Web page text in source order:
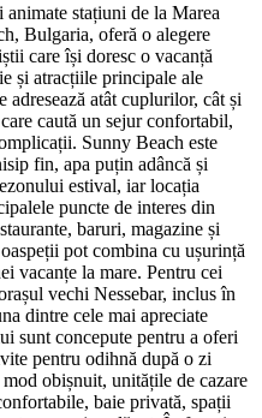
stațiuni de la Marea
Bulgaria, oferă o alegere
care își doresc o vacanță
și atracțiile principale ale
atât cuplurilor, cât și
caută un sejur confortabil,
Sunny Beach este
fin, apa puțin adâncă și
estival, iar locația
puncte de interes din
baruri, magazine și
pot combina cu ușurință
vacanțe la mare. Pentru cei
vechi Nessebar, inclus în
dintre cele mai apreciate
sunt concepute pentru a oferi
pentru odihnă după o zi
obișnuit, unitățile de cazare
baie privată, spații